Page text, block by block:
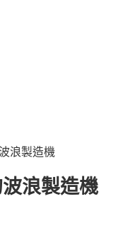
浪製造機
浪製造機